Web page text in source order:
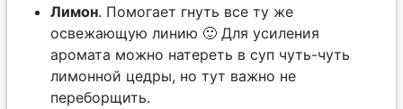
Лимон. Помогает гнуть все ту же
освежающую линию 🙂 Для усиления
аромата можно натереть в суп чуть-чуть
лимонной цедры, но тут важно не
переборщить.